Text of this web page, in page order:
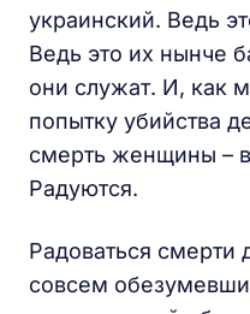
украинский. Ведь
Ведь это их нынче
они служат. И, как
попытку убийства
смерть женщины –
Радуются.
Радоваться смерти
совсем